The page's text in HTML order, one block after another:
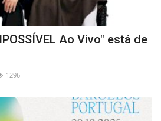
Ao Vivo" está de
1296